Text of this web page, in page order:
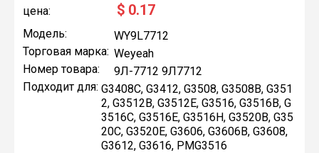
цена:
$ 0.17
Модель:
WY9L7712
Торговая марка: Weyeah
Номер товара:
9Л-7712 9Л7712
Подходит для: G3408C, G3412, G3508, G3508B, G351
2, G3512B, G3512E, G3516, G3516B, G
3516C, G3516E, G3516H, G3520B, G35
20C, G3520E, G3606, G3606B, G3608,
G3612, G3616, PMG3516